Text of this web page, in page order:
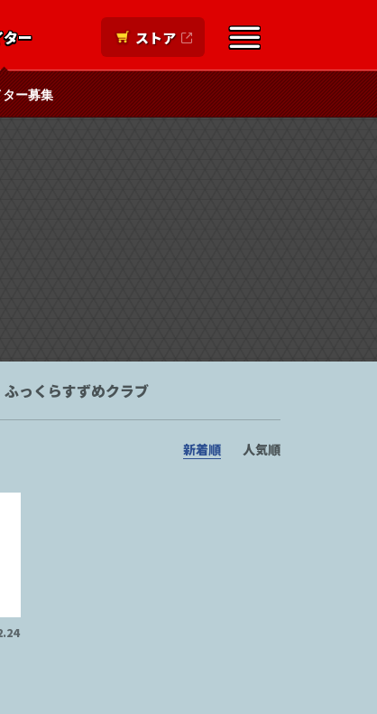
ー ストア
ー募集
ふっくらすずめクラブ
新着順 人気順